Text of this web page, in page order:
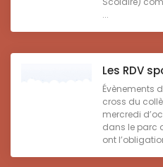
...
Les RDV
Évènements
cross du
mercredi
dans le parc
ont